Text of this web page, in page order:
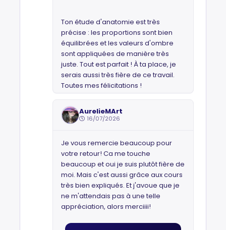
Ton étude d'anatomie est très
précise : les proportions sont bien
équilibrées et les valeurs d'ombre
sont appliquées de manière très
juste. Tout est parfait ! À ta place, je
serais aussi très fière de ce travail.
Toutes mes félicitations !
AurelieMArt
16/07/2026
Je vous remercie beaucoup pour
votre retour! Ca me touche
beaucoup et oui je suis plutôt fière de
moi. Mais c'est aussi grâce aux cours
très bien expliqués. Et j'avoue que je
ne m'attendais pas à une telle
appréciation, alors merciiii!